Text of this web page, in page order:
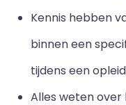
Kennis hebben
binnen een
tijdens een
Alles weten